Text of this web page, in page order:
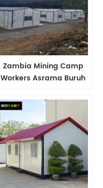
Zambia Mining Camp
Workers Asrama Buruh
House Manufacturer di